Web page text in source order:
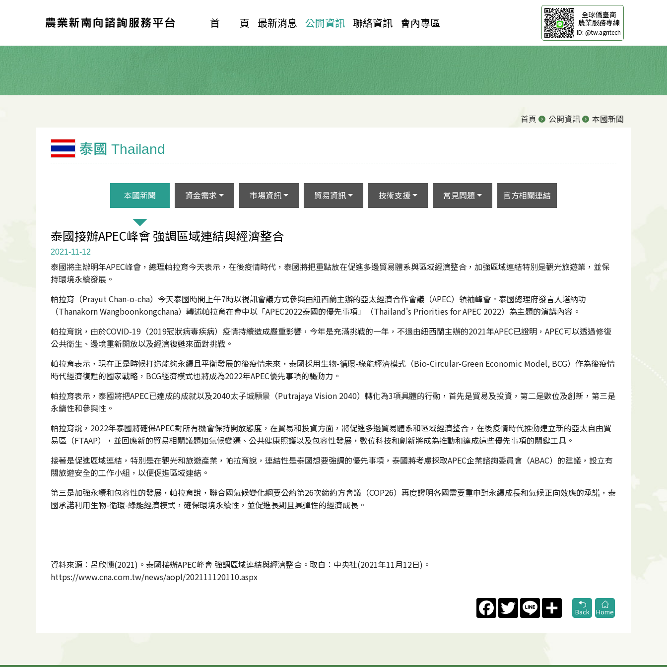
首 頁 最新消息 公開資訊 聯絡資訊 會內專區
全球僑臺商
農業服務專線
ID: @tw.agritech
首頁 公開資訊 本國新聞
泰國 Thailand
本國新聞 資金需求 市場資訊 貿易資訊 技術支援 常見問題 官方相關連結
泰國接辦APEC峰會 強調區域連結與經濟整合
2021-11-12
泰國將主辦明年APEC峰會，總理帕拉育今天表示，在後疫情時代，泰國將把重點放在促進多邊貿易體系與區域經濟整合，加強區域連結特別是觀光旅遊業，並保
持環境永續發展。
帕拉育（Prayut Chan-o-cha）今天泰國時間上午7時以視訊會議方式參與由紐西蘭主辦的亞太經濟合作會議（APEC）領袖峰會。泰國總理府發言人塔納功
（Thanakorn Wangboonkongchana）轉述帕拉育在會中以「APEC2022泰國的優先事項」（Thailand's Priorities for APEC 2022）為主題的演講內容。
帕拉育說，由於COVID-19（2019冠狀病毒疾病）疫情持續造成嚴重影響，今年是充滿挑戰的一年，不過由紐西蘭主辦的2021年APEC已證明，APEC可以透過修復
公共衛生、邊境重新開放以及經濟復甦來面對挑戰。
帕拉育表示，現在正是時候打造能夠永續且平衡發展的後疫情未來，泰國採用生物-循環-綠能經濟模式（Bio-Circular-Green Economic Model, BCG）作為後疫情
時代經濟復甦的國家戰略，BCG經濟模式也將成為2022年APEC優先事項的驅動力。
帕拉育表示，泰國將把APEC已達成的成就以及2040太子城願景（Putrajaya Vision 2040）轉化為3項具體的行動，首先是貿易及投資，第二是數位及創新，第三是
永續性和參與性。
帕拉育說，2022年泰國將確保APEC對所有機會保持開放態度，在貿易和投資方面，將促進多邊貿易體系和區域經濟整合，在後疫情時代推動建立新的亞太自由貿
易區（FTAAP），並回應新的貿易相關議題如氣候變遷、公共健康照護以及包容性發展，數位科技和創新將成為推動和達成這些優先事項的關鍵工具。
接著是促進區域連結，特別是在觀光和旅遊產業，帕拉育說，連結性是泰國想要強調的優先事項，泰國將考慮採取APEC企業諮詢委員會（ABAC）的建議，設立有
關旅遊安全的工作小組，以便促進區域連結。
第三是加強永續和包容性的發展，帕拉育說，聯合國氣候變化綱要公約第26次締約方會議（COP26）再度證明各國需要重申對永續成長和氣候正向效應的承諾，泰
國承諾利用生物-循環-綠能經濟模式，確保環境永續性，並促進長期且具彈性的經濟成長。
資料來源：呂欣憓(2021)。泰國接辦APEC峰會 強調區域連結與經濟整合。取自：中央社(2021年11月12日)。
https://www.cna.com.tw/news/aopl/202111120110.aspx
FacebookTwitter Line
Share
Back
Home